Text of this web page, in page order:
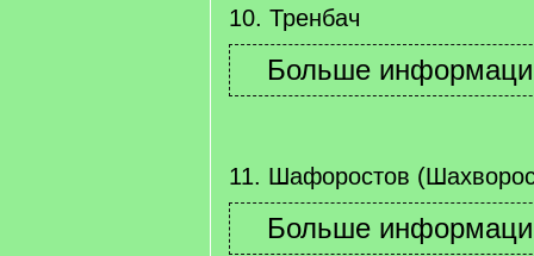
10. Тренбач
11. Шафоростов